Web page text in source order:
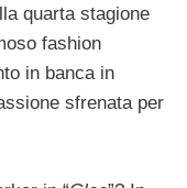
quarta stagione
fashion
in banca in
sfrenata per